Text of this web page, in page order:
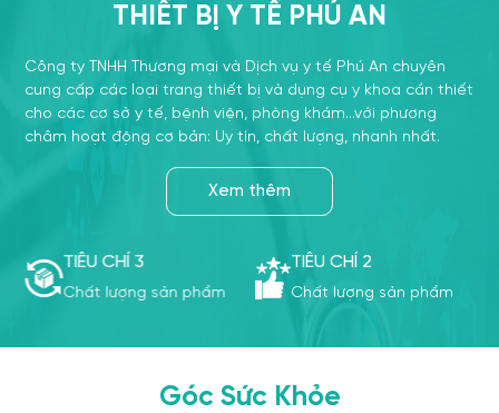
THIẾT BỊ Y TẾ PHÚ AN
Công ty TNHH Thương mại và Dịch vụ y tế Phú An chuyên
cung cấp các loại trang thiết bị và dụng cụ y khoa cần thiết
cho các cơ sở y tế, bệnh viện, phòng khám…với phương
châm hoạt động cơ bản: Uy tín, chất lượng, nhanh nhất.
Xem thêm
TIÊU CHÍ 3
Chất lượng sản phẩm
TIÊU CHÍ 2
Chất lượng sản phẩm
Góc Sức Khỏe